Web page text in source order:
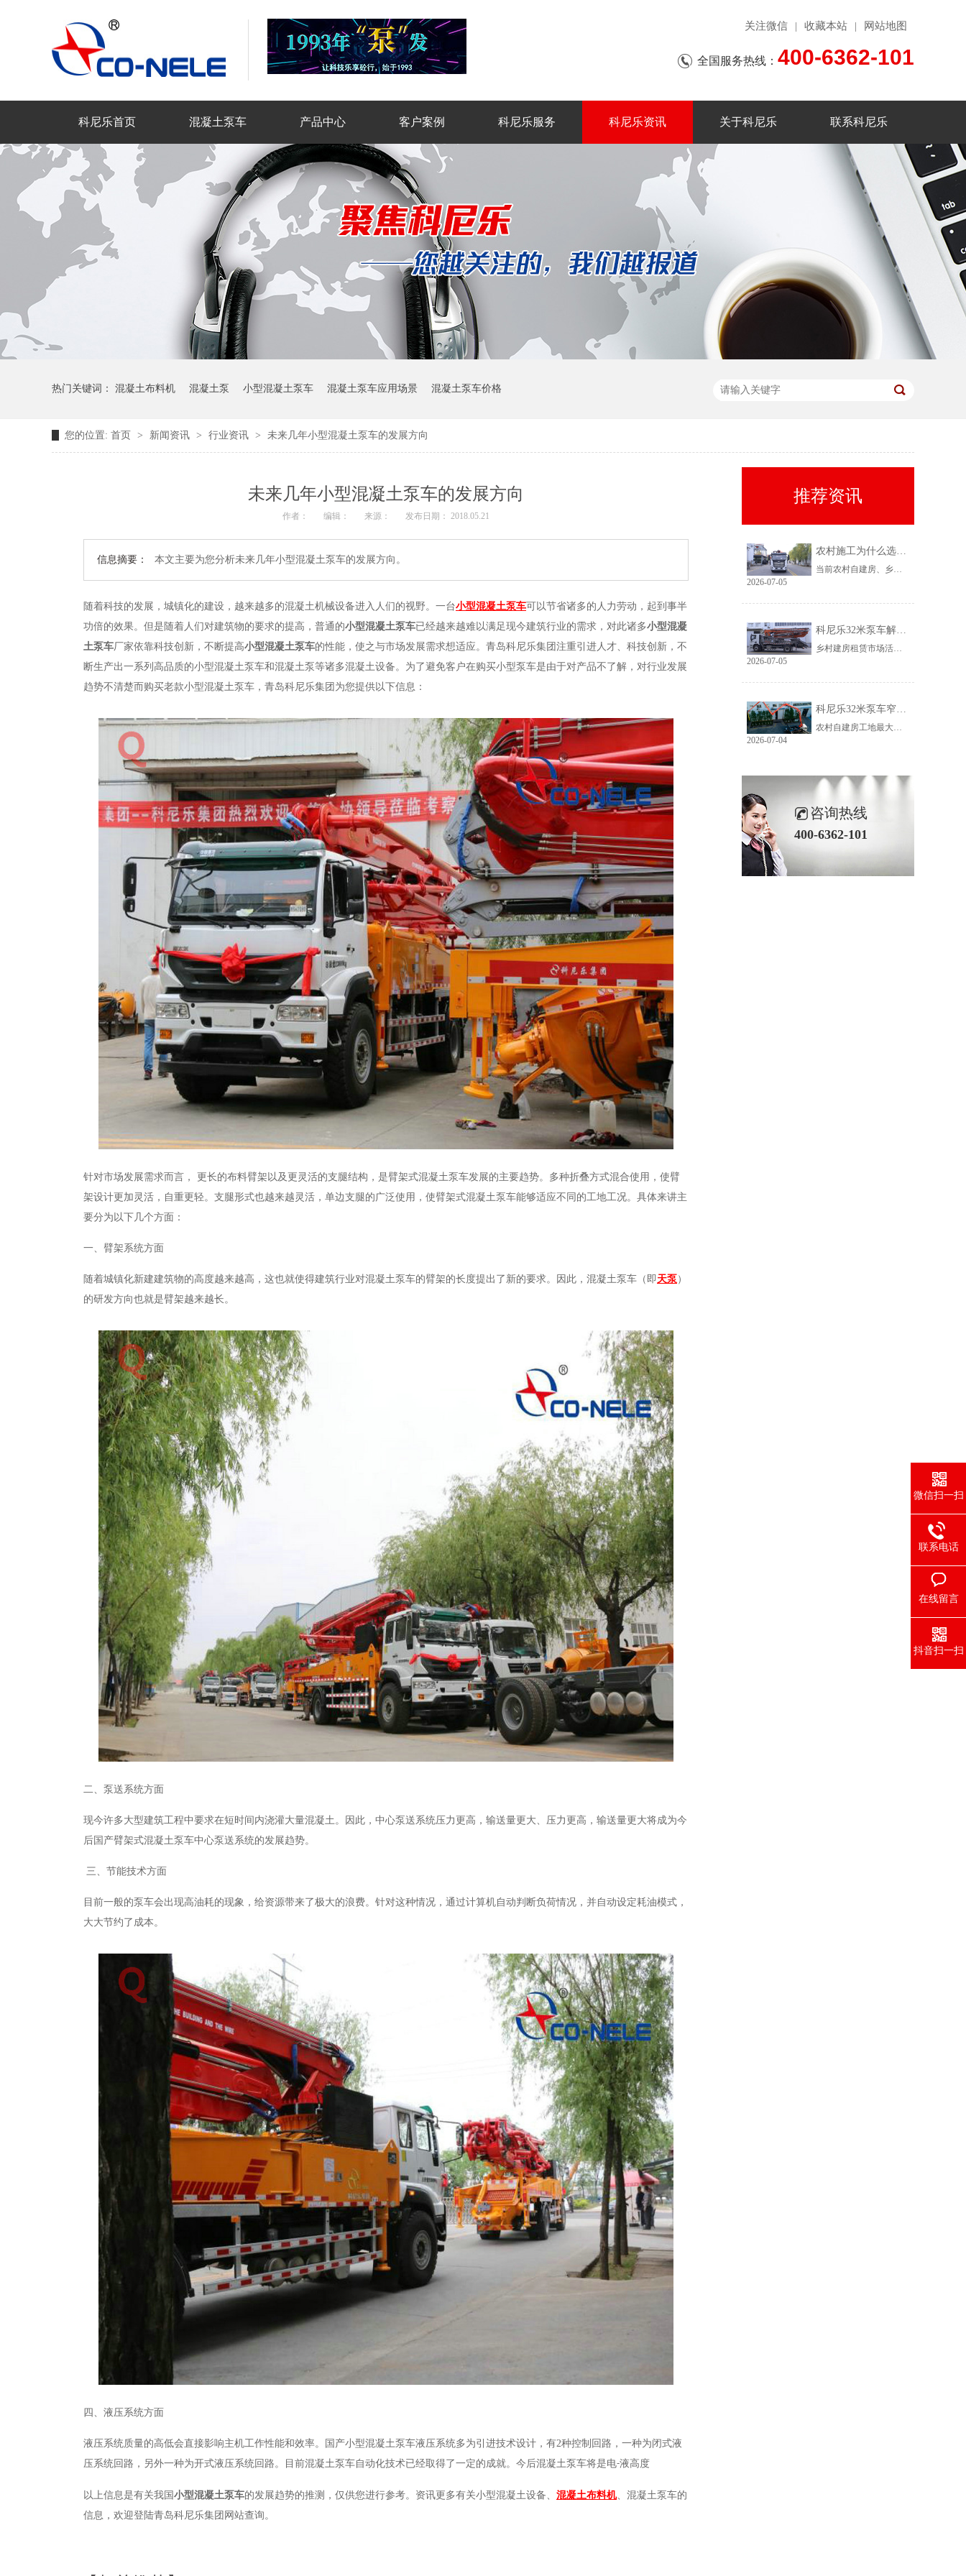
关注微信 收藏本站 网站地图
全国服务热线： 400-6362-101
科尼乐首页 混凝土泵车 产品中心 客户案例 科尼乐服务 科尼乐资讯 关于科尼乐 联系科尼乐
热门关键词： 混凝土布料机 混凝土泵 小型混凝土泵车 混凝土泵车应用场景 混凝土泵车价格
您的位置: 首页 > 新闻资讯 > 行业资讯 > 未来几年小型混凝土泵车的发展方向
未来几年小型混凝土泵车的发展方向
作者： 编辑： 来源： 发布日期： 2018.05.21
信息摘要： 本文主要为您分析未来几年小型混凝土泵车的发展方向。
随着科技的发展，城镇化的建设，越来越多的混凝土机械设备进入人们的视野。一台小型混凝土泵车可以节省诸多的人力劳动，起到事半
功倍的效果。但是随着人们对建筑物的要求的提高，普通的小型混凝土泵车已经越来越难以满足现今建筑行业的需求，对此诸多小型混凝
土泵车厂家依靠科技创新，不断提高小型混凝土泵车的性能，使之与市场发展需求想适应。青岛科尼乐集团注重引进人才、科技创新，不
断生产出一系列高品质的小型混凝土泵车和混凝土泵等诸多混凝土设备。为了避免客户在购买小型泵车是由于对产品不了解，对行业发展
趋势不清楚而购买老款小型混凝土泵车，青岛科尼乐集团为您提供以下信息：
针对市场发展需求而言， 更长的布料臂架以及更灵活的支腿结构，是臂架式混凝土泵车发展的主要趋势。多种折叠方式混合使用，使臂
架设计更加灵活，自重更轻。支腿形式也越来越灵活，单边支腿的广泛使用，使臂架式混凝土泵车能够适应不同的工地工况。具体来讲主
要分为以下几个方面：
一、臂架系统方面
随着城镇化新建建筑物的高度越来越高，这也就使得建筑行业对混凝土泵车的臂架的长度提出了新的要求。因此，混凝土泵车（即天泵）
的研发方向也就是臂架越来越长。
二、泵送系统方面
现今许多大型建筑工程中要求在短时间内浇灌大量混凝土。因此，中心泵送系统压力更高，输送量更大、压力更高，输送量更大将成为今
后国产臂架式混凝土泵车中心泵送系统的发展趋势。
三、节能技术方面
目前一般的泵车会出现高油耗的现象，给资源带来了极大的浪费。针对这种情况，通过计算机自动判断负荷情况，并自动设定耗油模式，
大大节约了成本。
四、液压系统方面
液压系统质量的高低会直接影响主机工作性能和效率。国产小型混凝土泵车液压系统多为引进技术设计，有2种控制回路，一种为闭式液
压系统回路，另外一种为开式液压系统回路。目前混凝土泵车自动化技术已经取得了一定的成就。今后混凝土泵车将是电-液高度
以上信息是有关我国 小型混凝土泵车的发展趋势的推测，仅供您进行参考。资讯更多有关小型混凝土设备、 混凝土布料机、混凝土泵车的
信息，欢迎登陆青岛科尼乐集团网站查询。
推荐资讯
农村施工为什么选择科尼乐32米泵车
当前农村自建房、乡镇小型基建需求持续上涨，乡镇泵车租赁需求稳定、回款快，是很多租赁老板的核心盈利市场。但农村工况复杂、场地受限、料况不稳定，传统大机型进场难、闲置高，杂牌小机型配置缩水、故障多、运维贵。综合工况适配性、稳定性、性价比来看，科尼乐32米泵车凭借均衡的参数配置和乡镇专属性能，成为农村施工的黄金主力机型。
2026-07-05
科尼乐32米泵车解决乡村窄巷通行难题
乡村建房租赁市场活源充足，但普遍存在路况差、场地窄、就位难等问题。传统大臂架泵车车身宽、轴距长、支腿占用空间大，受限于乡村路况，大量乡镇工地无法进场施工，导致很多租赁老板明明有活却接不到，严重限制接单范围与全年收益。科尼乐32米泵车从结构层面专项优化，彻底破解乡村窄巷通行、就位、施工三大痛点。
2026-07-05
科尼乐32米泵车窄巷施工优势解析
农村自建房工地最大的特点就是空间受限，巷道窄、院落小、障碍物多。市面上多数常规泵车车身尺寸大、支腿跨度宽，往往出现能进村、进不了院、进院不能施工的尴尬情况，最后只能人工接管浇筑，施工慢、人工贵、甲方满意度低。想要拿下乡镇窄场活源，设备的窄巷适配能力是关键，科尼乐32米泵车针对性优化狭小场地性能，完美适配农村复杂工况。
2026-07-04
咨询热线
400-6362-101
微信扫一扫
联系电话
在线留言
抖音扫一扫